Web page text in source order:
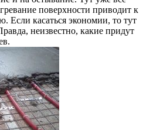
поверхности приводит к
Если касаться экономии, то тут
неизвестно, какие придут